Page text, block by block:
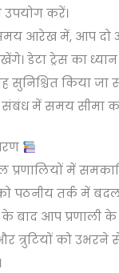
उपयोग करें।
आरेख में, आप
डेटा ट्रेस का
सुनिश्चित किया
में समय सीमा
में
पठनीय तर्क में
बाद आप प्रणाली के
त्रुटियों को